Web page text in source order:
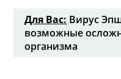
Для Вас: Вирус
возможные
организма